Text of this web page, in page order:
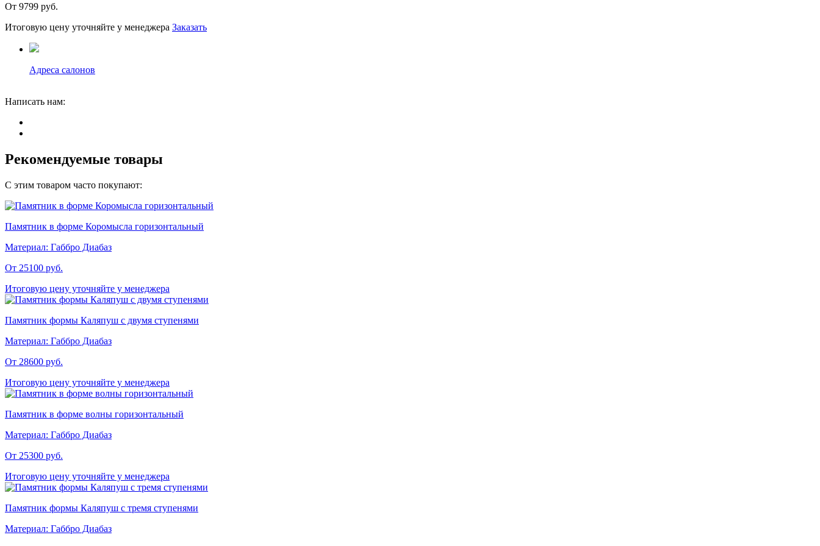
От 9799 руб.
Итоговую цену уточняйте у менеджера Заказать
Адреса салонов
Написать нам:
Рекомендуемые товары
С этим товаром часто покупают:
Памятник в форме Коромысла горизонтальный
Материал: Габбро Диабаз
От 25100 руб.
Итоговую цену уточняйте у менеджера
Памятник формы Каляпуш с двумя ступенями
Материал: Габбро Диабаз
От 28600 руб.
Итоговую цену уточняйте у менеджера
Памятник в форме волны горизонтальный
Материал: Габбро Диабаз
От 25300 руб.
Итоговую цену уточняйте у менеджера
Памятник формы Каляпуш с тремя ступенями
Материал: Габбро Диабаз